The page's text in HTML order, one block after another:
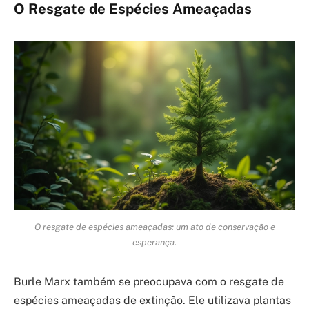
O Resgate de Espécies Ameaçadas
O resgate de espécies ameaçadas: um ato de conservação e
esperança.
Burle Marx também se preocupava com o resgate de
espécies ameaçadas de extinção. Ele utilizava plantas